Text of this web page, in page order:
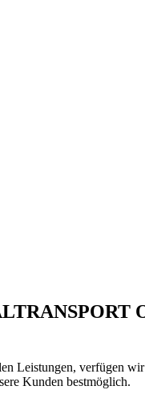
Leistungen, verfügen
Kunden bestmöglich.